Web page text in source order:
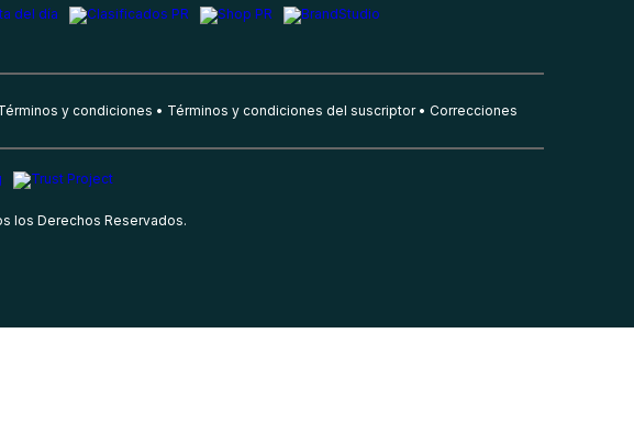
y condiciones Términos y condiciones del suscriptor Correcciones
los Derechos Reservados.